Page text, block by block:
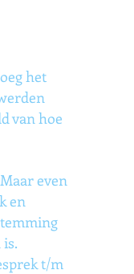
het
van hoe
even
en
t/m